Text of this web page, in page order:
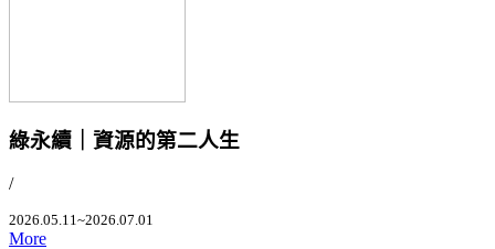
綠永續｜資源的第二人生
/
2026.05.11~2026.07.01
More